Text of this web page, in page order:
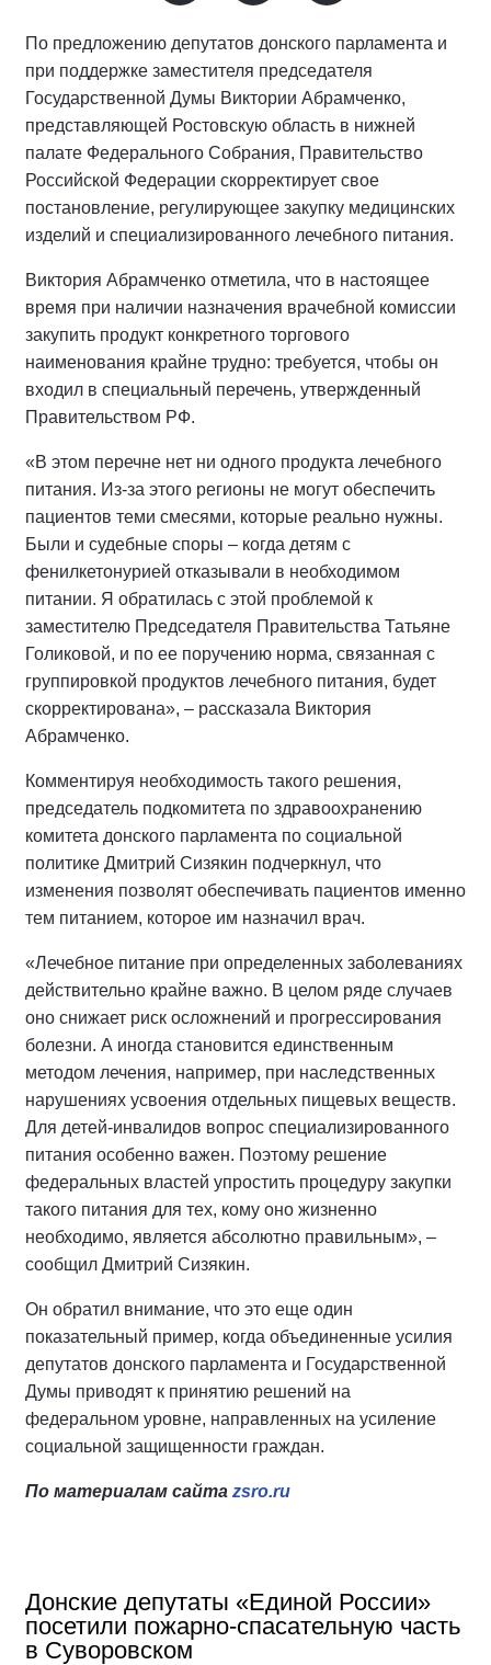
По предложению депутатов донского парламента и
при поддержке заместителя председателя
Государственной Думы Виктории Абрамченко,
представляющей Ростовскую область в нижней
палате Федерального Собрания, Правительство
Российской Федерации скорректирует свое
постановление, регулирующее закупку медицинских
изделий и специализированного лечебного питания.
Виктория Абрамченко отметила, что в настоящее
время при наличии назначения врачебной комиссии
закупить продукт конкретного торгового
наименования крайне трудно: требуется, чтобы он
входил в специальный перечень, утвержденный
Правительством РФ.
«В этом перечне нет ни одного продукта лечебного
питания. Из-за этого регионы не могут обеспечить
пациентов теми смесями, которые реально нужны.
Были и судебные споры – когда детям с
фенилкетонурией отказывали в необходимом
питании. Я обратилась с этой проблемой к
заместителю Председателя Правительства Татьяне
Голиковой, и по ее поручению норма, связанная с
группировкой продуктов лечебного питания, будет
скорректирована», – рассказала Виктория
Абрамченко.
Комментируя необходимость такого решения,
председатель подкомитета по здравоохранению
комитета донского парламента по социальной
политике Дмитрий Сизякин подчеркнул, что
изменения позволят обеспечивать пациентов именно
тем питанием, которое им назначил врач.
«Лечебное питание при определенных заболеваниях
действительно крайне важно. В целом ряде случаев
оно снижает риск осложнений и прогрессирования
болезни. А иногда становится единственным
методом лечения, например, при наследственных
нарушениях усвоения отдельных пищевых веществ.
Для детей-инвалидов вопрос специализированного
питания особенно важен. Поэтому решение
федеральных властей упростить процедуру закупки
такого питания для тех, кому оно жизненно
необходимо, является абсолютно правильным», –
сообщил Дмитрий Сизякин.
Он обратил внимание, что это еще один
показательный пример, когда объединенные усилия
депутатов донского парламента и Государственной
Думы приводят к принятию решений на
федеральном уровне, направленных на усиление
социальной защищенности граждан.
По материалам сайта zsro.ru
Донские депутаты «Единой России»
посетили пожарно-спасательную часть
в Суворовском